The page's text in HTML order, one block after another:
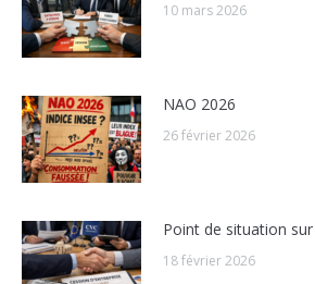
10 mars 2026
NAO 2026
26 février 2026
Point de situation sur
18 février 2026